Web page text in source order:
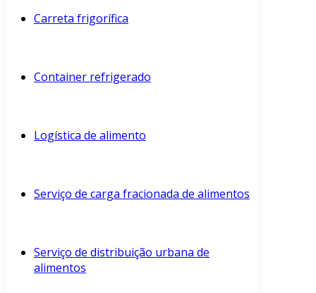
Carreta frigorífica
Container refrigerado
Logística de alimento
Serviço de carga fracionada de alimentos
Serviço de distribuição urbana de
alimentos